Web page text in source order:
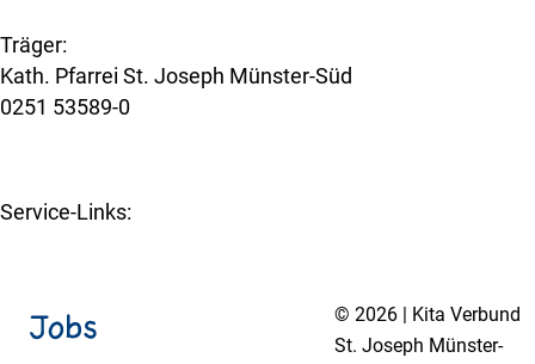
Träger:
Kath. Pfarrei St. Joseph Münster-Süd
0251 53589-0
Service-Links:
© 2026 | Kita Verbund
St. Joseph Münster-